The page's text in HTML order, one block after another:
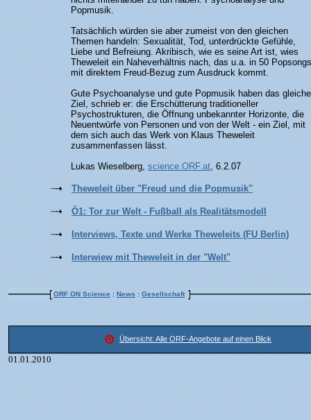
Popmusik.
Tatsächlich würden sie aber zumeist von den gleichen
Themen handeln: Sexualität, Tod, unterdrückte Gefühle,
Liebe und Befreiung. Akribisch, wie es seine Art ist, wies
Theweleit ein Naheverhältnis nach, das u.a. in 50 Popsongs
mit direktem Freud-Bezug zum Ausdruck kommt.
Gute Psychoanalyse und gute Popmusik haben das gleiche
Ziel, schrieb er: die Erschütterung traditioneller
Psychostrukturen, die Öffnung unbekannter Horizonte, die
Neuentwürfe von Personen und von der Welt - ein Ziel, mit
dem sich auch das Werk von Klaus Theweleit
zusammenfassen lässt.
Lukas Wieselberg,science.ORF.at, 6.2.07
Theweleit über "Freud und die Popmusik"
Ö1: Tor zur Welt - Fußball als Realitätsmodell
Interviews, Texte und Werke Theweleits (FU Berlin)
Interwiew mit Theweleit in der "Welt"
ORF ON Science:News:Gesellschaft
Übersicht: Alle ORF-Angebote auf einen Blick
01.01.2010